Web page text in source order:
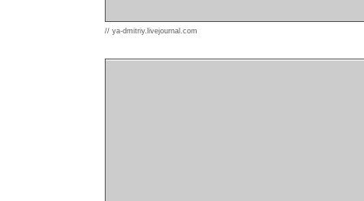
// ya-dmitriy.livejournal.com